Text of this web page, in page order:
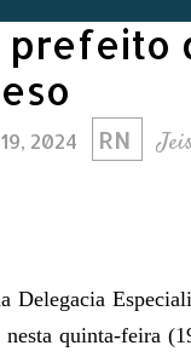
prefeito
2024 RN
quinta-feira